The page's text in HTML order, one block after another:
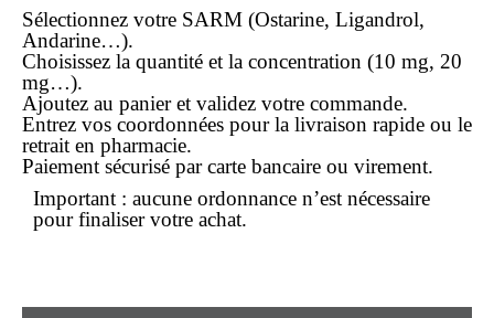
Sélectionnez votre SARM (Ostarine, Ligandrol,
Andarine…).
Choisissez la quantité et la concentration (10 mg, 20
mg…).
Ajoutez au panier et validez votre commande.
Entrez vos coordonnées pour la livraison rapide ou le
retrait en pharmacie.
Paiement sécurisé par carte bancaire ou virement.
Important : aucune ordonnance n’est nécessaire
pour finaliser votre achat.